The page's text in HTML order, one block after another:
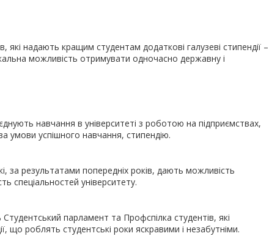
надають кращим студентам додаткові галузеві стипендії –
можливість отримувати одночасно державну і
навчання в університеті з роботою на підприємствах,
умови успішного навчання, стипендію.
за результатами попередніх років, дають можливість
спеціальностей університету.
парламент та Профспілка студентів, які
що роблять студентські роки яскравими і незабутніми.